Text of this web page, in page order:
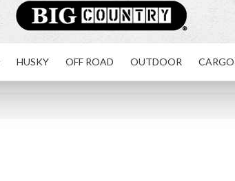
HUSKY OFF ROAD OUTDOOR